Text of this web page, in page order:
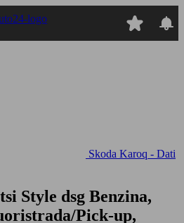
Skoda Karoq - Dati
Style dsg Benzina,
Pick-up,